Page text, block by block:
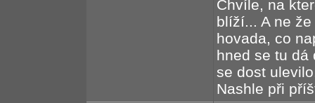
Chvíle, na
blíží... A ne
hovada, co
hned se tu dá
se dost
Nashle při